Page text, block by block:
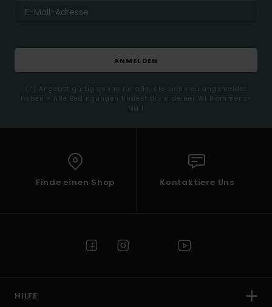
ANMELDEN
(*) Angebot gültig online für alle, die sich neu angemeldet
haben - Alle Bedingungen findest du in deiner Willkommens-
Mail
Finde einen Shop Kontaktiere Uns
HILFE